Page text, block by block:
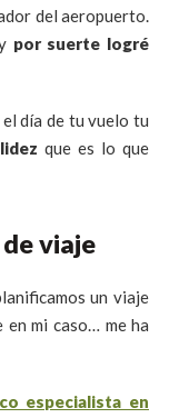
del aeropuerto.
por suerte logré
el día de tu vuelo tu
que es lo que
viaje
un viaje
mi caso… me ha
especialista en